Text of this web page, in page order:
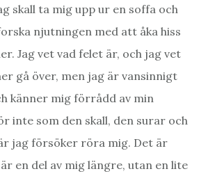
skall ta mig upp ur en soffa och
njutningen med att åka hiss
Jag vet vad felet är, och jag vet
gå över, men jag är vansinnigt
känner mig förrådd av min
inte som den skall, den surar och
jag försöker röra mig. Det är
en del av mig längre, utan en lite